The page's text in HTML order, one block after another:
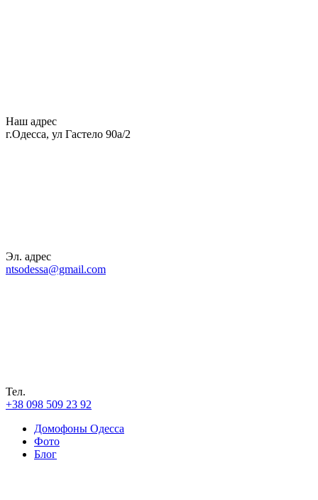
Наш адрес
г.Одесса, ул Гастело 90а/2
Эл. адрес
ntsodessa@gmail.com
Тел.
+38 098 509 23 92
Домофоны Одесса
Фото
Блог